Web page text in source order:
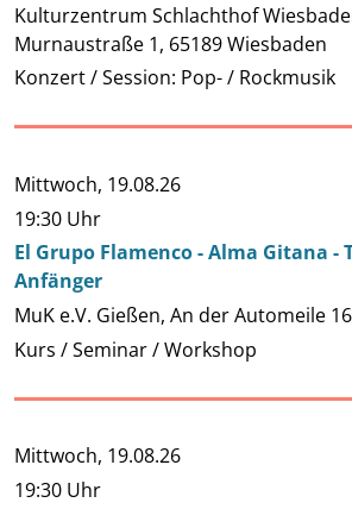
Kulturzentrum Schlachthof
Murnaustraße 1, 65189 Wiesbaden
Konzert / Session: Pop- / Rockmusik
Mittwoch, 19.08.26
19:30 Uhr
El Grupo Flamenco - Alma Gitana -
Anfänger
MuK e.V. Gießen, An der Automeile
Kurs / Seminar / Workshop
Mittwoch, 19.08.26
19:30 Uhr